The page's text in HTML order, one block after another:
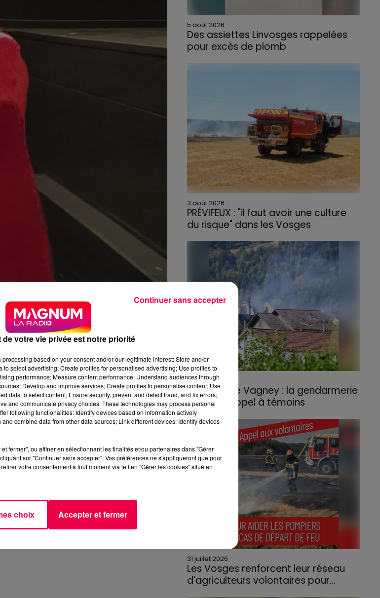
24/10/2017 Animations, cadeaux à gagner
5 août 2026
Des assiettes Linvosges rappelées
pour excès de plomb
3 août 2026
PRÉVIFEUX : "il faut avoir une culture
du risque" dans les Vosges
3 août 2026
Incendie de Vagney : la gendarmerie
lance un appel à témoins
Le feu, parti d'une haie avant de se propager
au quartier résidentiel, avait détruit deux
habitations et contraint à l'évacuation d'une
centaine de personnes.
31 juillet 2026
Les Vosges renforcent leur réseau
d'agriculteurs volontaires pour...
de votre vie privée est notre priorité
based on your consent and/or our legitimate interest: Store and/or
select advertising; Create profiles for personalised advertising; Use profiles to
performance; Measure content performance; Understand audiences through
Develop and improve services; Create profiles to personalise content; Use
data to select content; Ensure security, prevent and detect fraud, and fix errors;
and communicate privacy choices. These technologies may process personal
following functionalities: Identify devices based on information actively
combine data from other data sources; Link different devices; Identify devices
fermer", ou affiner en sélectionnant les finalités et/ou partenaires dans "Gérer
sur "Continuer sans accepter". Vos préférences ne s'appliqueront que pour
votre consentement à tout moment via le lien "Gérer les cookies" situé en
choix Accepter et fermer
Continuer sans accepter